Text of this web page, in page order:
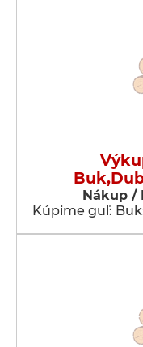
Nákup /
Kúpime guľ: